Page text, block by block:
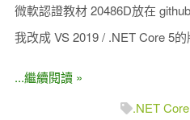
微軟認證教材 20486D放在
我改成 VS 2019 / .NET Core 5
...繼續閱讀 »
.NET Core